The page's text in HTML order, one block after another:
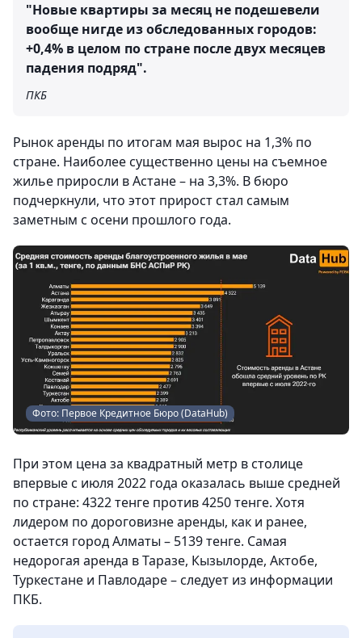
"Новые квартиры за месяц не подешевели
вообще нигде из обследованных городов:
+0,4% в целом по стране после двух месяцев
падения подряд".
ПКБ
Рынок аренды по итогам мая вырос на 1,3% по
стране. Наиболее существенно цены на съемное
жилье приросли в Астане – на 3,3%. В бюро
подчеркнули, что этот прирост стал самым
заметным с осени прошлого года.
Фото: Первое Кредитное Бюро (DataHub)
При этом цена за квадратный метр в столице
впервые с июля 2022 года оказалась выше средней
по стране: 4322 тенге против 4250 тенге. Хотя
лидером по дороговизне аренды, как и ранее,
остается город Алматы – 5139 тенге. Самая
недорогая аренда в Таразе, Кызылорде, Актобе,
Туркестане и Павлодаре – следует из информации
ПКБ.